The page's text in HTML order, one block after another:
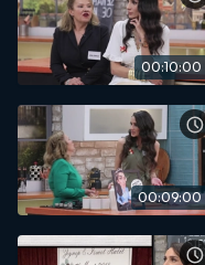
00:10:00
00:09:00